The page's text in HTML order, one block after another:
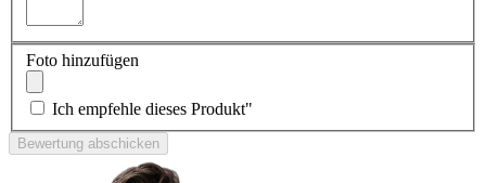
Foto hinzufügen
Ich empfehle dieses Produkt"
Bewertung abschicken